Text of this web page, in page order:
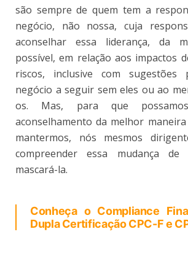
são sempre de quem tem a
negócio, não nossa, cuja
aconselhar essa liderança, da
possível, em relação aos impactos
riscos, inclusive com
negócio a seguir sem eles ou ao
os. Mas, para que
aconselhamento da melhor
mantermos, nós mesmos
compreender essa mudança de
mascará-la.
Conheça o Compliance
Dupla Certificação CPC-F e